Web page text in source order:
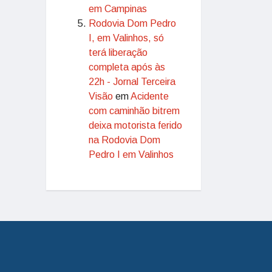
em Campinas
Rodovia Dom Pedro
I, em Valinhos, só
terá liberação
completa após às
22h - Jornal Terceira
Visão emAcidente
com caminhão bitrem
deixa motorista ferido
na Rodovia Dom
Pedro I em Valinhos